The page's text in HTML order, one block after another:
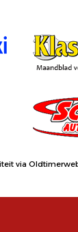
via